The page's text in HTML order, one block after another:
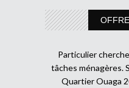
Particulier
tâches ménagères.
Quartier Ouaga